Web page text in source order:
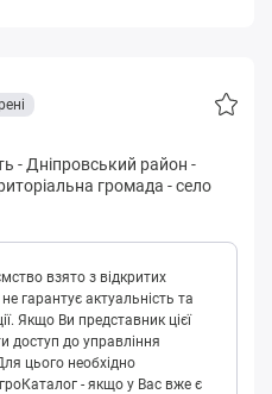
- Дніпровський район -
громада -село
взято з відкритих
гарантує актуальність та
Якщо Ви представник цієї
доступ до управління
цього необхідно
- якщо у Вас вже є